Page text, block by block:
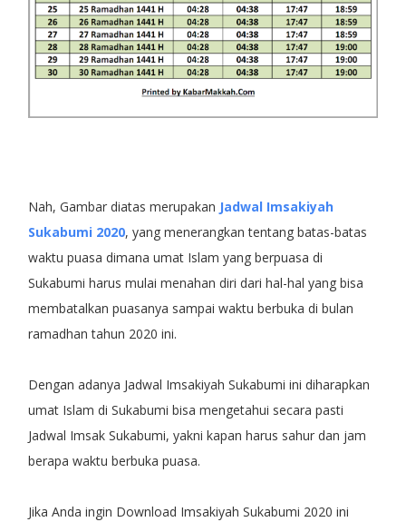
Nah, Gambar diatas merupakan Jadwal Imsakiyah
Sukabumi 2020, yang menerangkan tentang batas-batas
waktu puasa dimana umat Islam yang berpuasa di
Sukabumi harus mulai menahan diri dari hal-hal yang bisa
membatalkan puasanya sampai waktu berbuka di bulan
ramadhan tahun 2020 ini.
Dengan adanya Jadwal Imsakiyah Sukabumi ini diharapkan
umat Islam di Sukabumi bisa mengetahui secara pasti
Jadwal Imsak Sukabumi, yakni kapan harus sahur dan jam
berapa waktu berbuka puasa.
Jika Anda ingin Download Imsakiyah Sukabumi 2020 ini